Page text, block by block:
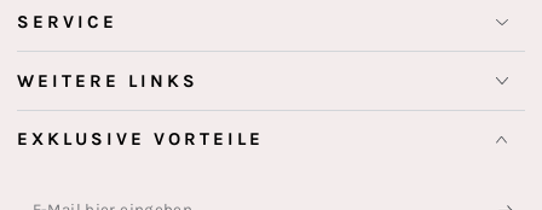
SERVICE
WEITERE LINKS
EXKLUSIVE VORTEILE
E-